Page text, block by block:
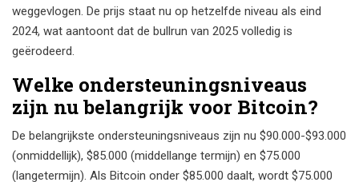
weggevlogen. De prijs staat nu op hetzelfde niveau als eind
2024, wat aantoont dat de bullrun van 2025 volledig is
geërodeerd.
Welke ondersteuningsniveaus
zijn nu belangrijk voor Bitcoin?
De belangrijkste ondersteuningsniveaus zijn nu $90.000-$93.000
(onmiddellijk), $85.000 (middellange termijn) en $75.000
(langetermijn). Als Bitcoin onder $85.000 daalt, wordt $75.000